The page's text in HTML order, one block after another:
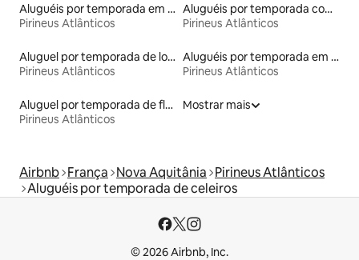
Aluguéis por temporada em albergue
Pirineus Atlânticos
Aluguéis por temporada com acesso à praia
Pirineus Atlânticos
Aluguel por temporada de lofts
Pirineus Atlânticos
Aluguéis por temporada em hotéis-fazenda
Pirineus Atlânticos
Aluguel por temporada de flats
Pirineus Atlânticos
Mostrar mais
Airbnb França Nova Aquitânia Pirineus Atlânticos
Aluguéis por temporada de celeiros
© 2026 Airbnb, Inc.